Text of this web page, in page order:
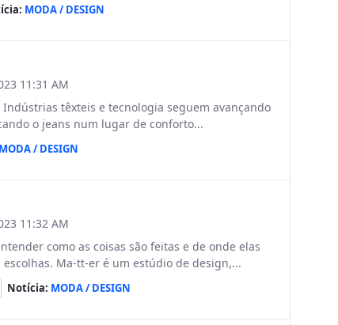
MODA / DESIGN
11:31 AM
têxteis e tecnologia seguem avançando
o jeans num lugar de conforto...
MODA / DESIGN
11:32 AM
como as coisas são feitas e de onde elas
Ma-tt-er é um estúdio de design,...
Notícia: MODA / DESIGN